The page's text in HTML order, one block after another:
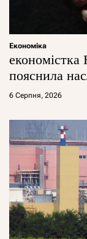
Економіка
економістка
пояснила
6 Серпня, 2026